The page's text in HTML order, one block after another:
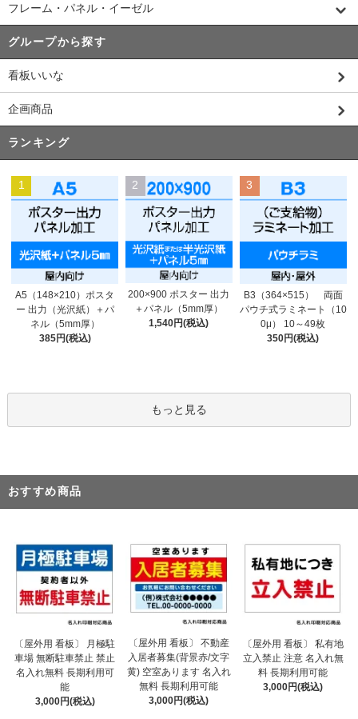
フレーム・パネル・イーゼル
グループから探す
看板いいな
企画商品
ランキング
1
A5（148×210）ポスタ
ー 出力（光沢紙）＋パ
ネル（5mm厚）
385円(税込)
2
200×900 ポスター 出力
＋パネル（5mm厚）
1,540円(税込)
3
B3（364×515） 両面
パウチ式ラミネート（10
0μ） 10～49枚
350円(税込)
もっと見る
おすすめ商品
〔屋外用 看板〕 月極駐
車場 無断駐車禁止 禁止
名入れ無料 長期利用可
能
3,000円(税込)
〔屋外用 看板〕 不動産
入居者募集(背景赤/文字
黄) 空室あります 名入れ
無料 長期利用可能
3,000円(税込)
〔屋外用 看板〕 私有地
立入禁止 注意 名入れ無
料 長期利用可能
3,000円(税込)